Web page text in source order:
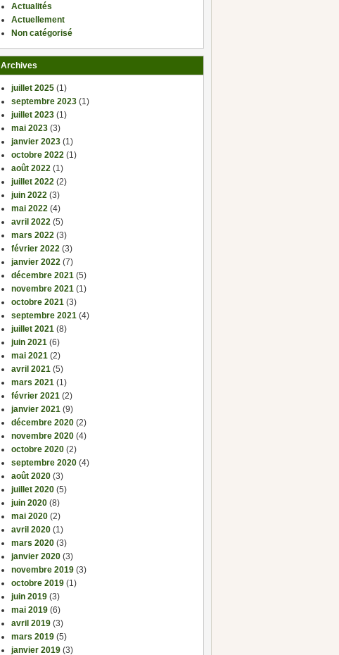
Actualités
Actuellement
Non catégorisé
Archives
juillet 2025 (1)
septembre 2023 (1)
juillet 2023 (1)
mai 2023 (3)
janvier 2023 (1)
octobre 2022 (1)
août 2022 (1)
juillet 2022 (2)
juin 2022 (3)
mai 2022 (4)
avril 2022 (5)
mars 2022 (3)
février 2022 (3)
janvier 2022 (7)
décembre 2021 (5)
novembre 2021 (1)
octobre 2021 (3)
septembre 2021 (4)
juillet 2021 (8)
juin 2021 (6)
mai 2021 (2)
avril 2021 (5)
mars 2021 (1)
février 2021 (2)
janvier 2021 (9)
décembre 2020 (2)
novembre 2020 (4)
octobre 2020 (2)
septembre 2020 (4)
août 2020 (3)
juillet 2020 (5)
juin 2020 (8)
mai 2020 (2)
avril 2020 (1)
mars 2020 (3)
janvier 2020 (3)
novembre 2019 (3)
octobre 2019 (1)
juin 2019 (3)
mai 2019 (6)
avril 2019 (3)
mars 2019 (5)
janvier 2019 (3)